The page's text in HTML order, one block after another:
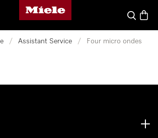
Page d'accueil Miele
Search
/ Assistant Service / Four micro ondes